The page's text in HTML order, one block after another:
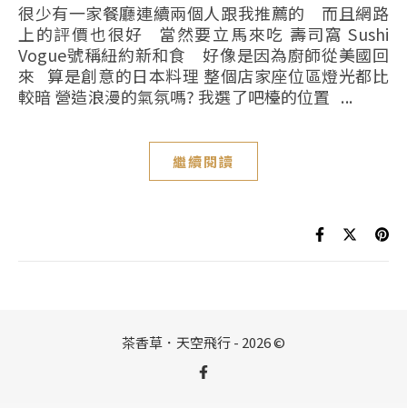
很少有一家餐廳連續兩個人跟我推薦的 而且網路
上的評價也很好 當然要立馬來吃 壽司窩 Sushi
Vogue號稱紐約新和食 好像是因為廚師從美國回
來 算是創意的日本料理 整個店家座位區燈光都比
較暗 營造浪漫的氣氛嗎? 我選了吧檯的位置 ...
繼續閱讀
茶香草．天空飛行 - 2026 ©